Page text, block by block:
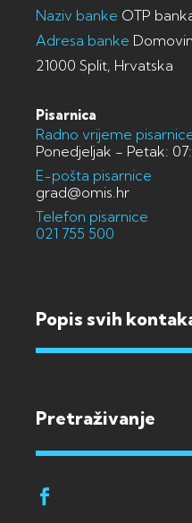
Naziv banke OTP
Adresa banke
21000 Split, Hrvatska
Pisarnica
Radno vrijeme
Ponedjeljak - Petak:
E-pošta pisarnice
grad@omis.hr
Telefon pisarnice
021 755 500
Popis svih